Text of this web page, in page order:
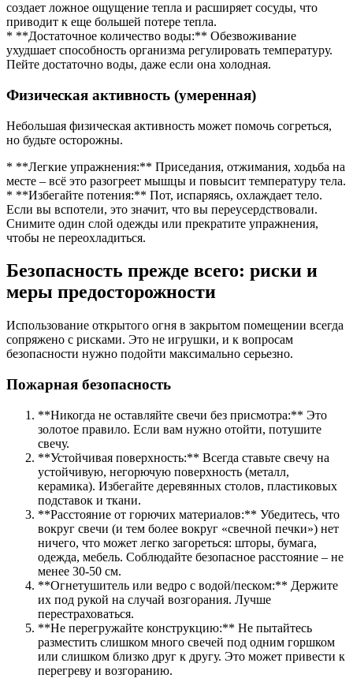
создает ложное ощущение тепла и расширяет сосуды, что
приводит к еще большей потере тепла.
* **Достаточное количество воды:** Обезвоживание
ухудшает способность организма регулировать температуру.
Пейте достаточно воды, даже если она холодная.
Физическая активность (умеренная)
Небольшая физическая активность может помочь согреться,
но будьте осторожны.
* **Легкие упражнения:** Приседания, отжимания, ходьба на
месте – всё это разогреет мышцы и повысит температуру тела.
* **Избегайте потения:** Пот, испаряясь, охлаждает тело.
Если вы вспотели, это значит, что вы переусердствовали.
Снимите один слой одежды или прекратите упражнения,
чтобы не переохладиться.
Безопасность прежде всего: риски и
меры предосторожности
Использование открытого огня в закрытом помещении всегда
сопряжено с рисками. Это не игрушки, и к вопросам
безопасности нужно подойти максимально серьезно.
Пожарная безопасность
**Никогда не оставляйте свечи без присмотра:** Это
золотое правило. Если вам нужно отойти, потушите
свечу.
**Устойчивая поверхность:** Всегда ставьте свечу на
устойчивую, негорючую поверхность (металл,
керамика). Избегайте деревянных столов, пластиковых
подставок и ткани.
**Расстояние от горючих материалов:** Убедитесь, что
вокруг свечи (и тем более вокруг «свечной печки») нет
ничего, что может легко загореться: шторы, бумага,
одежда, мебель. Соблюдайте безопасное расстояние – не
менее 30-50 см.
**Огнетушитель или ведро с водой/песком:** Держите
их под рукой на случай возгорания. Лучше
перестраховаться.
**Не перегружайте конструкцию:** Не пытайтесь
разместить слишком много свечей под одним горшком
или слишком близко друг к другу. Это может привести к
перегреву и возгоранию.